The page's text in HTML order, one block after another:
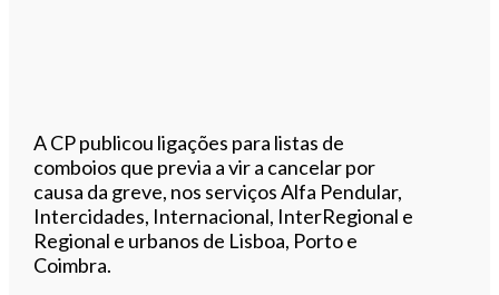
A CP publicou ligações para listas de
comboios que previa a vir a cancelar por
causa da greve, nos serviços Alfa Pendular,
Intercidades, Internacional, InterRegional e
Regional e urbanos de Lisboa, Porto e
Coimbra.